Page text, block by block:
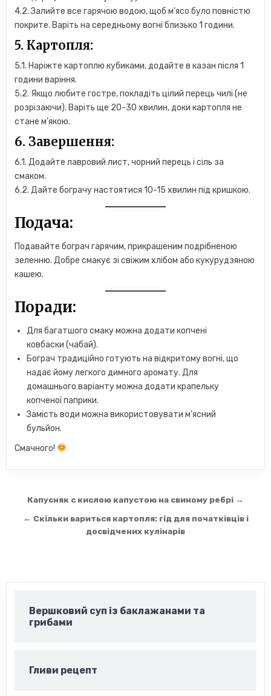
4.2. Залийте все гарячою водою, щоб м’ясо було повністю
покрите. Варіть на середньому вогні близько 1 години.
5. Картопля:
5.1. Наріжте картоплю кубиками, додайте в казан після 1
години варіння.
5.2. Якщо любите гостре, покладіть цілий перець чилі (не
розрізаючи). Варіть ще 20-30 хвилин, доки картопля не
стане м’якою.
6. Завершення:
6.1. Додайте лавровий лист, чорний перець і сіль за
смаком.
6.2. Дайте бограчу настоятися 10-15 хвилин під кришкою.
Подача:
Подавайте бограч гарячим, прикрашеним подрібненою
зеленню. Добре смакує зі свіжим хлібом або кукурудзяною
кашею.
Поради:
Для багатшого смаку можна додати копчені
ковбаски (чабай).
Бограч традиційно готують на відкритому вогні, що
надає йому легкого димного аромату. Для
домашнього варіанту можна додати крапельку
копченої паприки.
Замість води можна використовувати м’ясний
бульйон.
Смачного!
Навігація
записів
Капусняк с кислою капустою на свиному ребрі →
← Скільки вариться картопля: гід для початківців і
досвідчених кулінарів
Вершковий суп із баклажанами та
грибами
Гливи рецепт